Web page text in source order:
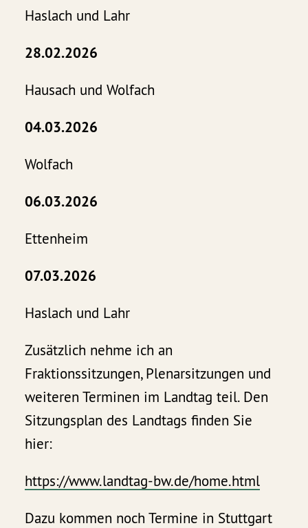
Haslach und Lahr
28.02.2026
Hausach und Wolfach
04.03.2026
Wolfach
06.03.2026
Ettenheim
07.03.2026
Haslach und Lahr
Zusätzlich nehme ich an
Fraktionssitzungen, Plenarsitzungen und
weiteren Terminen im Landtag teil. Den
Sitzungsplan des Landtags finden Sie
hier:
https://www.landtag-bw.de/home.html
Dazu kommen noch Termine in Stuttgart